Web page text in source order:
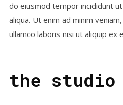
do eiusmod tempor incididunt
aliqua. Ut enim ad minim
ullamco laboris nisi ut aliquip ex
the studio